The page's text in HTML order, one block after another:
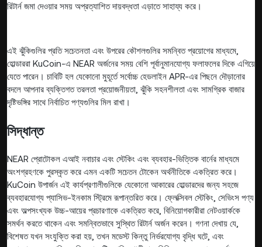
রিটার্ন জমা দেওয়ার সময় অপ্রত্যাশিত দায়বদ্ধতা এড়াতে সাহায্য করে।
এই ঝুঁকিগুলির প্রতি সচেতনতা এবং উপরের কৌশলগুলির সমন্বিত প্রয়োগের মাধ্যমে,
হোল্ডাররা KuCoin-এ NEAR অর্জনের সময় বেশি পূর্বানুমানযোগ্য ফলাফলের দিকে এগিয়ে
যেতে পারেন। চাবিটি হল যেকোনো মুহূর্তে সর্বোচ্চ হেডলাইন APR-এর পিছনে দৌড়ানোর
বদলে আপনার ব্যক্তিগত তরলতা প্রয়োজনীয়তা, ঝুঁকি সহনশীলতা এবং সামগ্রিক বাজার
দৃষ্টিভঙ্গির সাথে নির্বাচিত পণ্যগুলির মিল রাখা।
সিদ্ধান্ত
NEAR প্রোটোকল এআই নবাচার এবং স্টেকিং এবং ব্যবহার-ভিত্তিক বার্নের মাধ্যমে
অংশগ্রহণকে পুরস্কৃত করে এমন একটি সচেতন টোকেন অর্থনীতিকে একত্রিত করে।
KuCoin উপার্জন এই কার্যপ্রণালীগুলিকে যেকোনো আকারের হোল্ডারদের জন্য সহজে
ব্যবহারযোগ্য প্যাসিভ-ইনকাম স্ট্রিমে রূপান্তরিত করে। ফ্লেক্সিবল স্টেকিং, সেভিংস পণ্য
এবং অল্পসংখ্যক উচ্চ-আয়ের প্রচারণাকে একত্রিত করে, বিনিয়োগকারীরা নেটওয়ার্ককে
সমর্থন করতে থাকেন এবং সমন্বিতভাবে সুস্থিত রিটার্ন অর্জন করেন। গণনা দেখায় যে,
বিশেষত যখন সংযুক্তি করা হয়, তখন মডেস্ট কিন্তু নির্ভরযোগ্য বৃদ্ধি ঘটে, এবং